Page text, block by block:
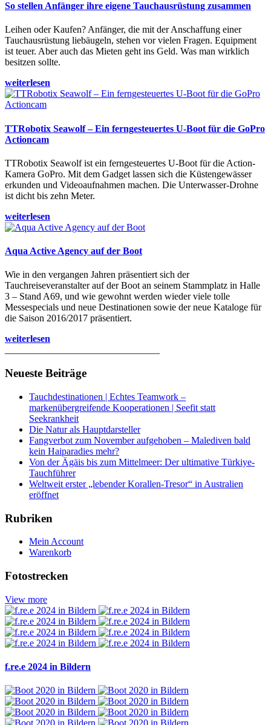
So stellen Anfänger ihre eigene Tauchausrüstung zusammen
Leihen oder Kaufen? Anfänger, die mit der Anschaffung einer
Tauchausrüstung liebäugeln, stehen vor vielen Fragen. Equipment
ist teuer. Aber auch das Mieten geht ins Geld. Was man wirklich
besitzen sollte.
weiterlesen
TTRobotix Seawolf – Ein ferngesteuertes U-Boot für die GoPro
Actioncam
TTRobotix Seawolf ist ein ferngesteuertes U-Boot für die Action-
Kamera GoPro. Mit dem Gadget lassen sich die Küstengewässer
erkunden und Videoaufnahmen machen. Die Unterwasser-Drohne
ist dicht bis zehn Meter.
weiterlesen
Aqua Active Agency auf der Boot
Wie in den vergangen Jahren präsentiert sich der
Tauchreiseveranstalter auf der Boot an seinem Stammplatz in Halle
3 – Stand A69, und wie gewohnt werden wieder viele tolle
Messespecials und neue Destinationen sowie der neue Kataloge für
die Saison 2016/2017 präsentiert.
weiterlesen
Neueste Beiträge
Tauchdestinationen | Echtes Teamwork –
markenübergreifende Kooperationen | Seefit statt
Seekrankheit
Die Natur als Hauptdarsteller
Fangverbot zum November aufgehoben – Malediven bald
kein Haiparadies mehr?
Von der Ägäis bis zum Mittelmeer: Der ultimative Türkiye-
Tauchführer
Weltweit erster „lebender Korallen-Tresor“ in Australien
eröffnet
Rubriken
Mein Account
Warenkorb
Fotostrecken
View more
f.re.e 2024 in Bildern